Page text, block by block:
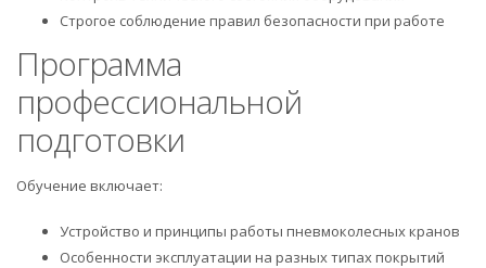
Строгое соблюдение правил безопасности при работе
Программа
профессиональной
подготовки
Обучение включает:
Устройство и принципы работы пневмоколесных кранов
Особенности эксплуатации на разных типах покрытий